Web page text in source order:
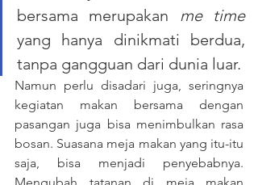
bersama merupakan me time
yang hanya dinikmati berdua,
tanpa gangguan dari dunia luar.
Namun perlu disadari juga, seringnya
kegiatan makan bersama dengan
pasangan juga bisa menimbulkan rasa
bosan. Suasana meja makan yang itu-itu
saja, bisa menjadi penyebabnya.